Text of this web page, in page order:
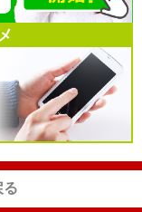
る